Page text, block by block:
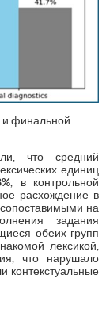
и финальной
что средний
единиц
, в контрольной
расхождение в
сопоставимыми на
задания
обеих групп
лексикой,
что нарушало
контекстуальные